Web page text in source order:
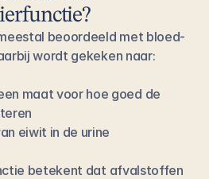
beoordeeld met bloed-
wordt gekeken naar:
maat voor hoe goed de
eiwit in de urine
betekent dat afvalstoffen